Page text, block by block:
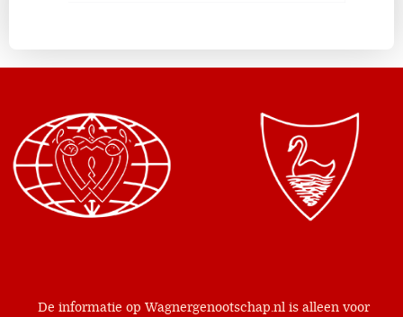
De informatie op Wagnergenootschap.nl is alleen voor